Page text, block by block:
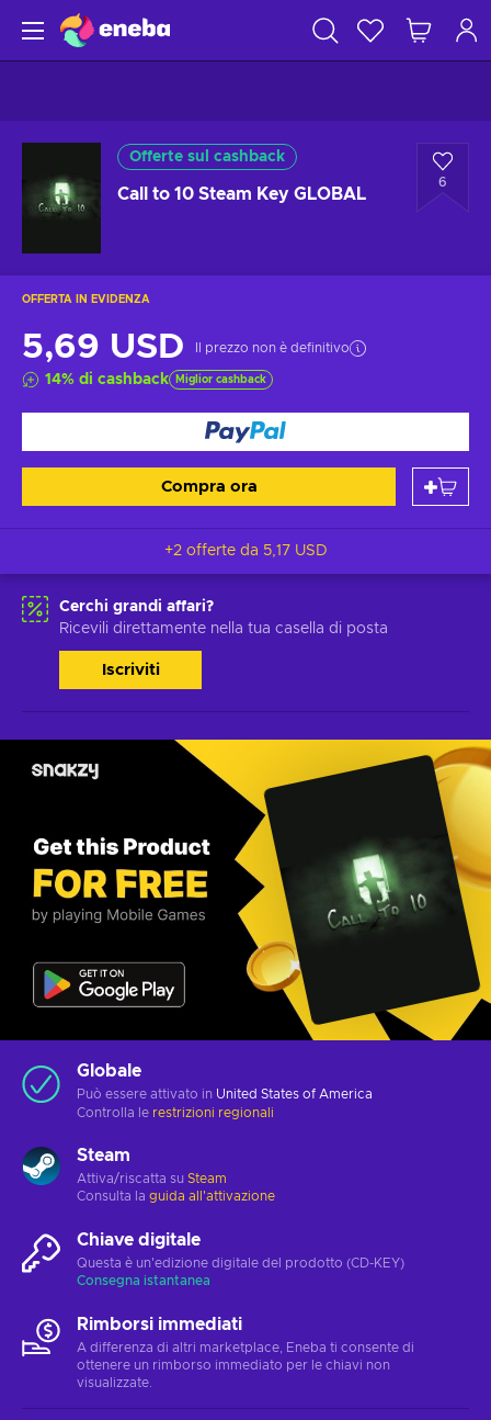
Offerte sul cashback
Call to 10 Steam Key GLOBAL
6
OFFERTA IN EVIDENZA
5,69 USD Il prezzo non è definitivo
14% di cashback Miglior cashback
Compra ora
+2 offerte da 5,17 USD
Cerchi grandi affari?
Ricevili direttamente nella tua casella di posta
Iscriviti
Globale
Può essere attivato in United States of America
Controlla le restrizioni regionali
Steam
Attiva/riscatta su Steam
Consulta la guida all'attivazione
Chiave digitale
Questa è un'edizione digitale del prodotto (CD-KEY)
Consegna istantanea
Rimborsi immediati
A differenza di altri marketplace, Eneba ti consente di
ottenere un rimborso immediato per le chiavi non
visualizzate.